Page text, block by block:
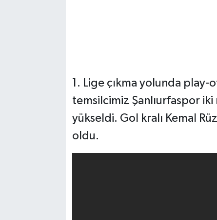
1. Lige çıkma yolunda play-
temsilcimiz Şanlıurfaspor
yükseldi. Gol kralı Kemal
oldu.